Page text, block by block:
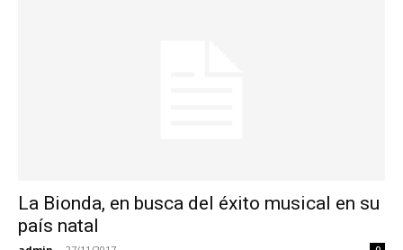
La Bionda, en busca del éxito musical en su
país natal